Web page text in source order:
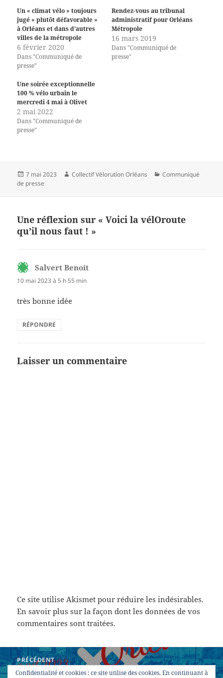
Un « climat vélo » toujours
jugé « plutôt défavorable »
à Orléans et dans d’autres
villes de la métropole
6 février 2020
Dans "Communiqué de
presse"
Rendez-vous au tribunal
administratif pour Orléans
Métropole
16 mars 2019
Dans "Communiqué de
presse"
Une soirée exceptionnelle
100 % vélo urbain le
mercredi 4 mai à Olivet
2 mai 2022
Dans "Communiqué de
presse"
Publié
le
7 mai 2023 Auteur
Collectif Vélorution Orléans Catégories
Communiqué
de presse
Une réflexion sur « Voici la vélOroute
qu’il nous faut ! »
Salvert Benoit
10 mai 2023 à 5 h 55 min
très bonne idée
RÉPONDRE
Laisser un commentaire
Ce site utilise Akismet pour réduire les indésirables.
En savoir plus sur la façon dont les données de vos
commentaires sont traitées.
Navigation
de
PRÉCÉDENT
Article
Défi « 30 jours à vélo » en avril
Confidentialité et cookies : ce site utilise des cookies. En continuant à